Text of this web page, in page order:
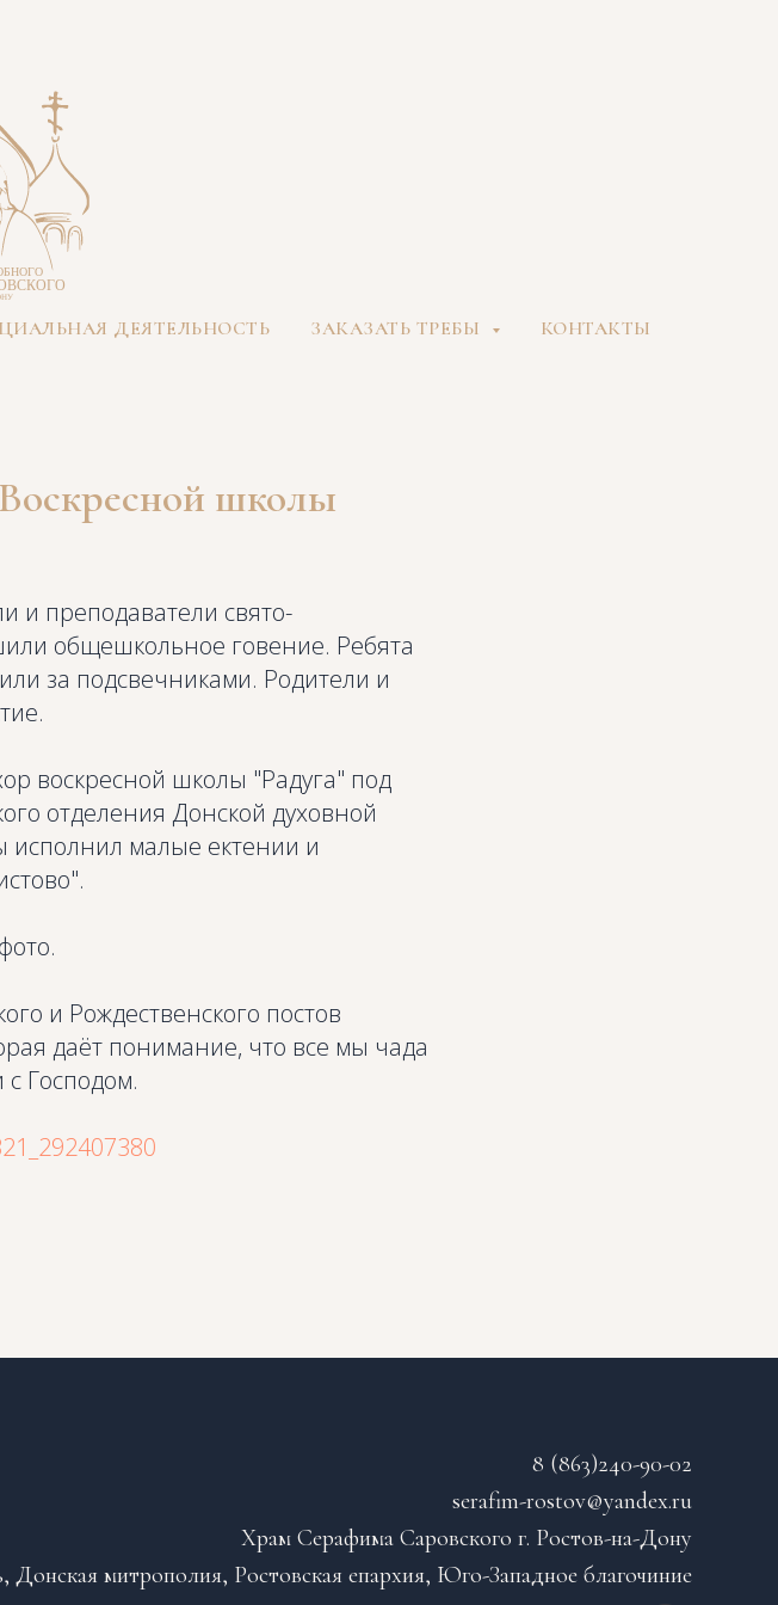
ДЕЯТЕЛЬНОСТЬ ЗАКАЗАТЬ ТРЕБЫ КОНТАКТЫ
школы
и преподаватели свято-
общешкольное говение. Ребята
за подсвечниками. Родители и
воскресной школы "Радуга" под
отделения Донской духовной
малые ектении и
и Рождественского постов
даёт понимание, что все мы чада
Господом.
8 (863)240-90-02
serafim-rostov@yandex.ru
Храм Серафима Саровского г. Ростов-на-Дону
Донская митрополия, Ростовская епархия, Юго-Западное благочиние